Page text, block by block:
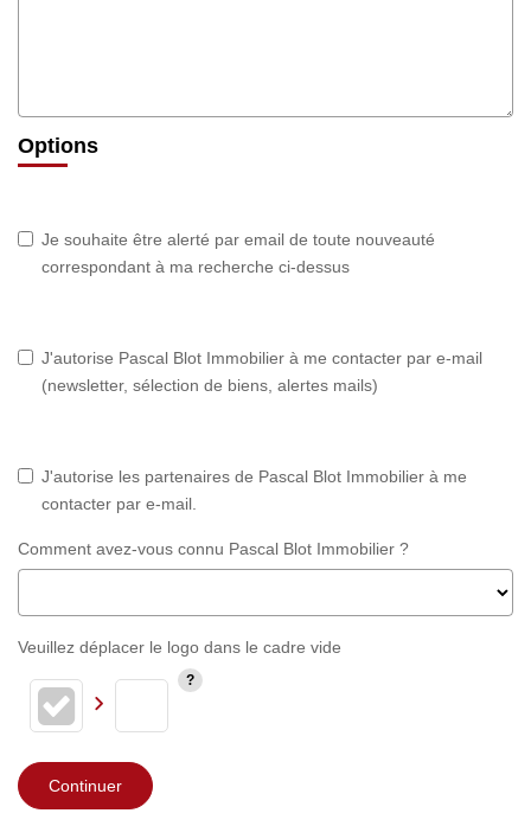
Options
Je souhaite être alerté par email de toute nouveauté
correspondant à ma recherche ci-dessus
J'autorise Pascal Blot Immobilier à me contacter par e-mail
(newsletter, sélection de biens, alertes mails)
J'autorise les partenaires de Pascal Blot Immobilier à me
contacter par e-mail.
Comment avez-vous connu Pascal Blot Immobilier ?
Veuillez déplacer le logo dans le cadre vide
Continuer